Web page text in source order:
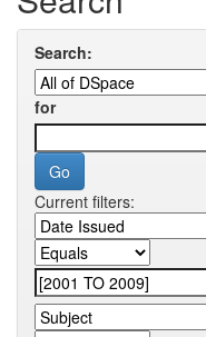
Search:
for
Current filters: